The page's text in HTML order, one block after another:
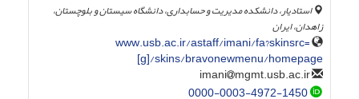
استادیار، دانشکده مدیریت و حسابداری، دانشگاه سیستان و بلوچستان،
زاهدان، ایران
www.usb.ac.ir/astaff/imani/fa?skinsrc=
[g]/skins/bravonewmenu/homepage
mgmt.usb.ac.ir
0000-0003-4972-1450